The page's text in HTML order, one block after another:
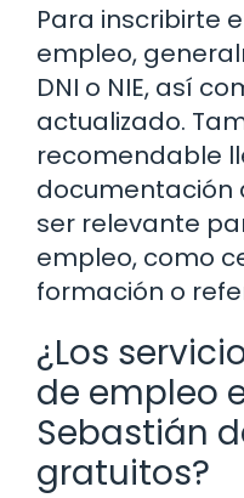
Para inscribirte
empleo,
DNI o NIE, así
actualizado.
recomendable
documentación
ser relevante
empleo, como
formación o
¿Los
de empleo
Sebastián
gratuitos?